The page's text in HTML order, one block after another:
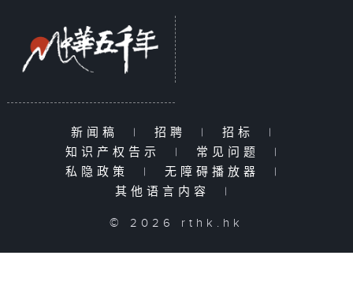
新闻稿 | 招聘 | 招标
|
知识产权告示
| 常见问题
|
私隐政策
| 无障碍播放器
|
其他语言内容
|
© 2026 rthk.hk